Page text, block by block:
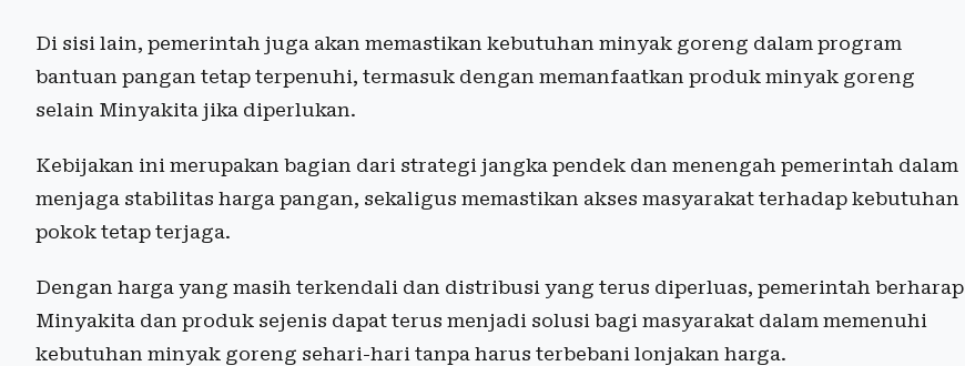
Di sisi lain, pemerintah juga akan memastikan kebutuhan minyak goreng dalam program
bantuan pangan tetap terpenuhi, termasuk dengan memanfaatkan produk minyak goreng
selain Minyakita jika diperlukan.
Kebijakan ini merupakan bagian dari strategi jangka pendek dan menengah pemerintah dalam
menjaga stabilitas harga pangan, sekaligus memastikan akses masyarakat terhadap kebutuhan
pokok tetap terjaga.
Dengan harga yang masih terkendali dan distribusi yang terus diperluas, pemerintah berharap
Minyakita dan produk sejenis dapat terus menjadi solusi bagi masyarakat dalam memenuhi
kebutuhan minyak goreng sehari-hari tanpa harus terbebani lonjakan harga.